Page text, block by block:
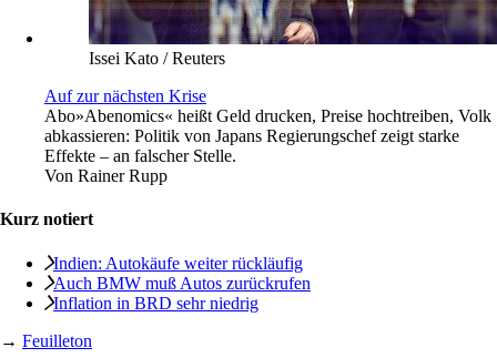
Issei Kato / Reuters
Auf zur nächsten Krise
Abo»Abenomics« heißt Geld drucken, Preise hochtreiben, Volk
abkassieren: Politik von Japans Regierungschef zeigt starke
Effekte – an falscher Stelle.
Von Rainer Rupp
Kurz notiert
Indien: Autokäufe weiter rückläufig
Auch BMW muß Autos zurückrufen
Inflation in BRD sehr niedrig
→ Feuilleton